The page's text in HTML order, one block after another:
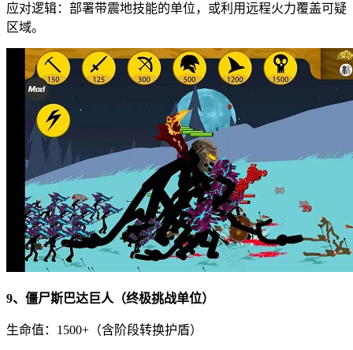
应对逻辑：部署带震地技能的单位，或利用远程火力覆盖可疑
区域。
9、僵尸斯巴达巨人（终极挑战单位）
生命值：1500+（含阶段转换护盾）